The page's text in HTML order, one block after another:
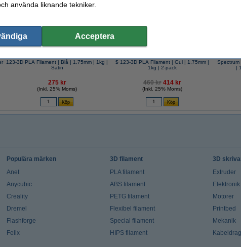
123-3D PLA Filament | Blå | 1,75mm | 1kg |
Satin
275 kr
(Inkl. 25% Moms)
$ 123-3D PLA Filament | Gul | 1,75mm |
1kg | 2-pack
460 kr 414 kr
(Inkl. 25% Moms)
Spectrum
|
Populära märken
Anet
Anycubic
Creality
Dremel
Flashforge
Felix
3D filament
PLA filament
ABS filament
PETG filament
Flexibel filament
Special filament
HIPS filament
3D
Extruder
Elektronik
Motorer
Printbed
Mekanik
använda liknande tekniker.
Acceptera